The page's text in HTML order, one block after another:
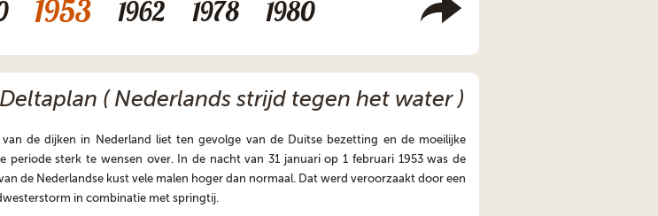
1953 1962 1978 1980
( Nederlands strijd tegen het water )
de dijken in Nederland liet ten gevolge van de Duitse bezetting en de moeilijke
periode sterk te wensen over. In de nacht van 31 januari op 1 februari 1953 was de
de Nederlandse kust vele malen hoger dan normaal. Dat werd veroorzaakt door een
in combinatie met springtij.